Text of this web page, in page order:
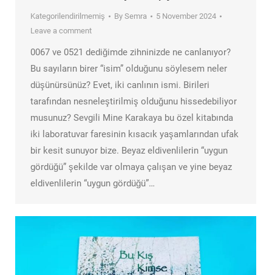
Kategorilendirilmemiş By Semra
5 November 2024
Leave a comment
0067 ve 0521 dediğimde zihninizde ne canlanıyor?
Bu sayıların birer “isim” olduğunu söylesem neler
düşünürsünüz? Evet, iki canlının ismi. Birileri
tarafından nesneleştirilmiş olduğunu hissedebiliyor
musunuz? Sevgili Mine Karakaya bu özel kitabında
iki laboratuvar faresinin kısacık yaşamlarından ufak
bir kesit sunuyor bize. Beyaz eldivenlilerin “uygun
gördüğü” şekilde var olmaya çalışan ve yine beyaz
eldivenlilerin “uygun gördüğü”…